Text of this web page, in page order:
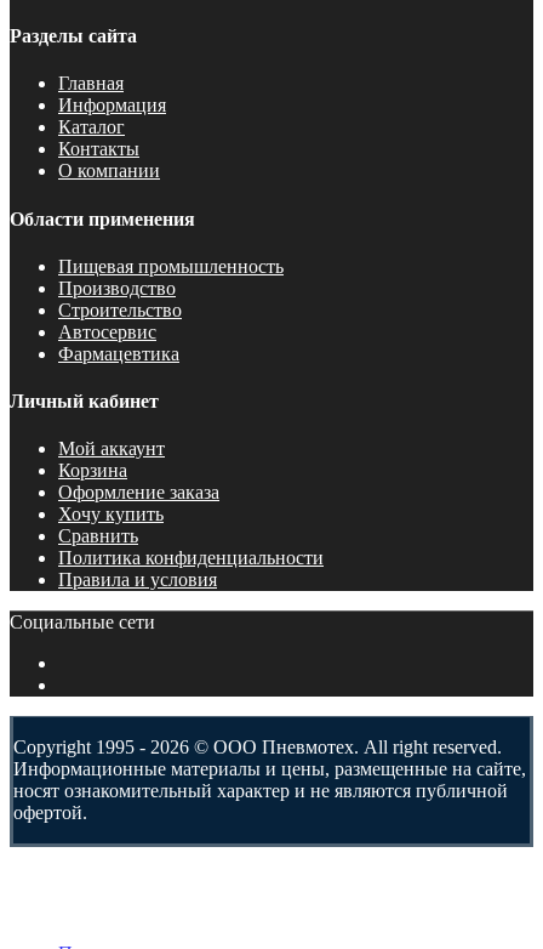
Разделы сайта
Главная
Информация
Каталог
Контакты
О компании
Области применения
Пищевая промышленность
Производство
Строительство
Автосервис
Фармацевтика
Личный кабинет
Мой аккаунт
Корзина
Оформление заказа
Хочу купить
Сравнить
Политика конфиденциальности
Правила и условия
Социальные сети
Copyright 1995 - 2026 © ООО Пневмотех. All right reserved.
Информационные материалы и цены, размещенные на сайте,
носят ознакомительный характер и не являются публичной
офертой.